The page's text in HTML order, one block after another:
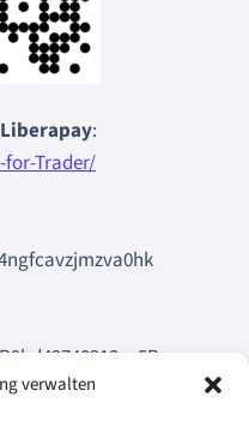
verwalten
Liberapay:
Trader/